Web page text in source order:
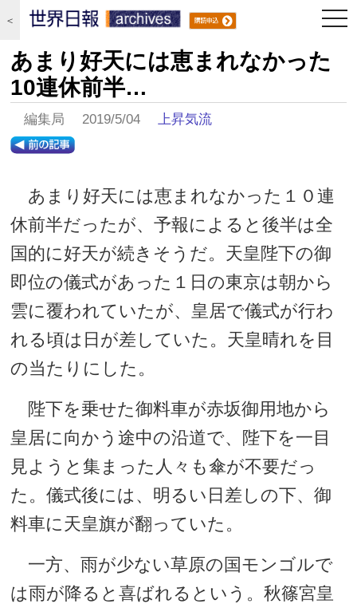
＜
あまり好天には恵まれなかった
10連休前半…
編集局 2019/5/04上昇気流
あまり好天には恵まれなかった１０連
休前半だったが、予報によると後半は全
国的に好天が続きそうだ。天皇陛下の御
即位の儀式があった１日の東京は朝から
雲に覆われていたが、皇居で儀式が行わ
れる頃は日が差していた。天皇晴れを目
の当たりにした。
陛下を乗せた御料車が赤坂御用地から
皇居に向かう途中の沿道で、陛下を一目
見ようと集まった人々も傘が不要だっ
た。儀式後には、明るい日差しの下、御
料車に天皇旗が翻っていた。
一方、雨が少ない草原の国モンゴルで
は雨が降ると喜ばれるという。秋篠宮皇